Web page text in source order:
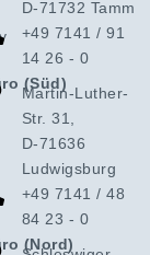
D-71732 Tamm
+49 7141 / 91
14 26 - 0
(Süd)
Martin-Luther-
Str. 31,
D-71636
Ludwigsburg
+49 7141 / 48
84 23 - 0
(Nord)